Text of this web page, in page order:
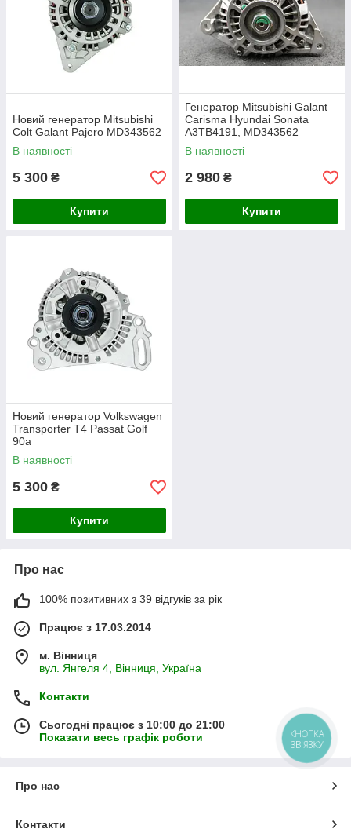
Новий генератор Mitsubishi
Colt Galant Pajero MD343562
В наявності
5 300 ₴
Купити
Генератор Mitsubishi Galant
Carisma Hyundai Sonata
A3TB4191, MD343562
В наявності
2 980 ₴
Купити
Новий генератор Volkswagen
Transporter T4 Passat Golf
90а
В наявності
5 300 ₴
Купити
Про нас
100% позитивних з 39 відгуків за рік
Працює з 17.03.2014
м. Вінниця
вул. Янгеля 4, Вінниця, Україна
Контакти
Сьогодні працює з 10:00 до 21:00
Показати весь графік роботи
Про нас
Контакти
КНОПКА
ЗВ'ЯЗКУ